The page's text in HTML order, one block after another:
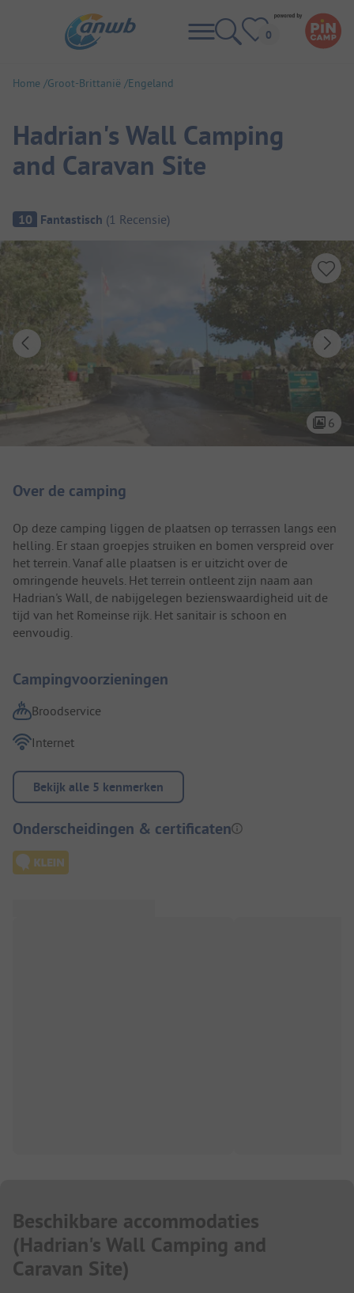
Home Groot-Brittanië Engeland
Hadrian's Wall Camping
and Caravan Site
Camping overzicht
10 Fantastisch (1 Recensie)
6
Over de camping
Op deze camping liggen de plaatsen op terrassen langs een
helling. Er staan groepjes struiken en bomen verspreid over
het terrein. Vanaf alle plaatsen is er uitzicht over de
omringende heuvels. Het terrein ontleent zijn naam aan
Hadrian's Wall, de nabijgelegen bezienswaardigheid uit de
tijd van het Romeinse rijk. Het sanitair is schoon en
eenvoudig.
Campingvoorzieningen
Broodservice
Internet
Bekijk alle 5 kenmerken
Onderscheidingen & certificaten
Beschikbare accommodaties
(Hadrian's Wall Camping and
Caravan Site)